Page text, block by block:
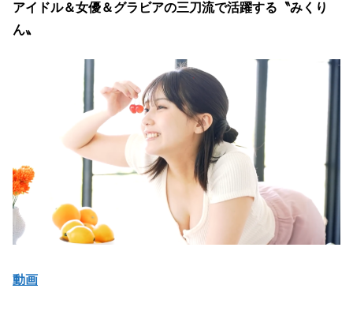
アイドル＆女優＆グラビアの三刀流で活躍する〝みくり
ん〟
動画